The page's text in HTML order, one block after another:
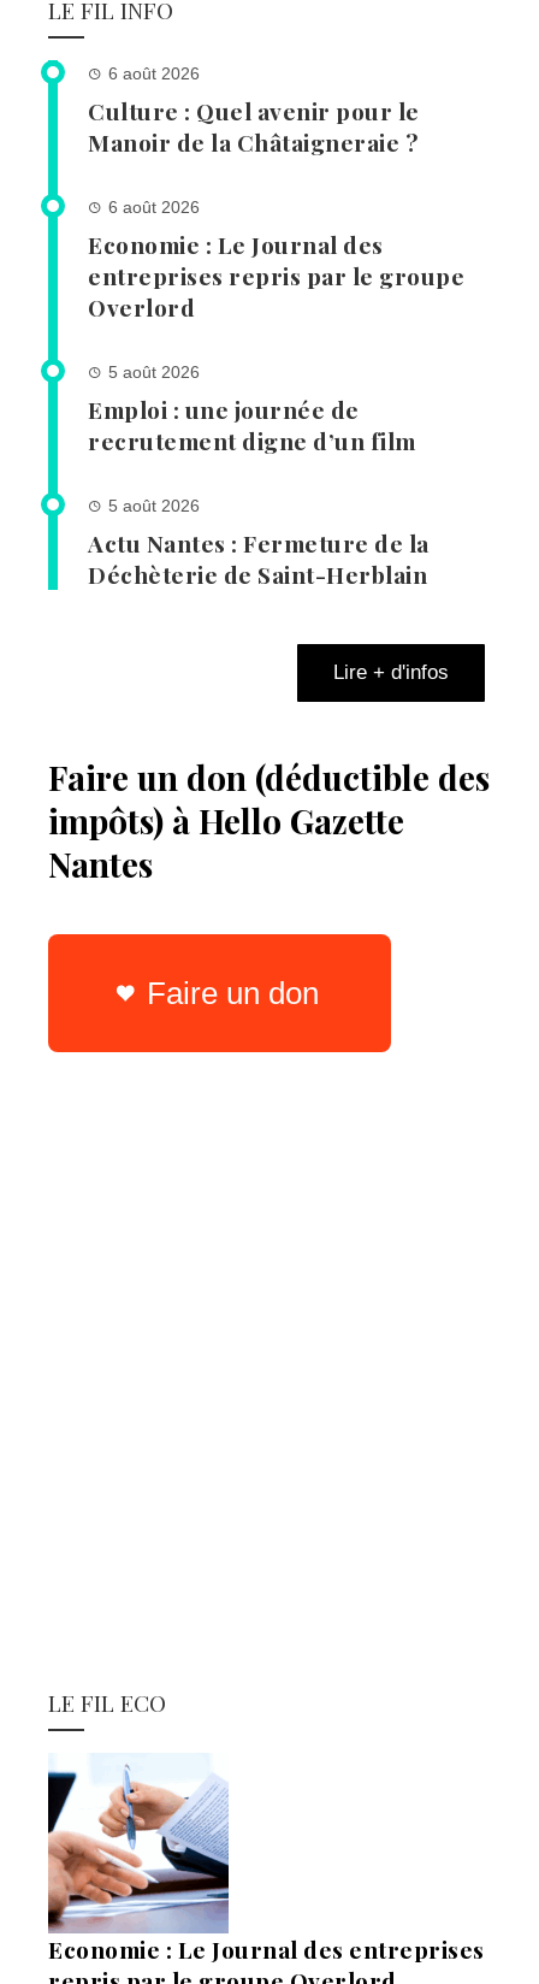
LE FIL INFO
6 août 2026
Culture : Quel avenir pour le
Manoir de la Châtaigneraie ?
6 août 2026
Economie : Le Journal des
entreprises repris par le groupe
Overlord
5 août 2026
Emploi : une journée de
recrutement digne d’un film
5 août 2026
Actu Nantes : Fermeture de la
Déchèterie de Saint-Herblain
Lire + d'infos
Faire un don (déductible des
impôts) à Hello Gazette
Nantes
Faire un don
LE FIL ECO
Economie : Le Journal des entreprises